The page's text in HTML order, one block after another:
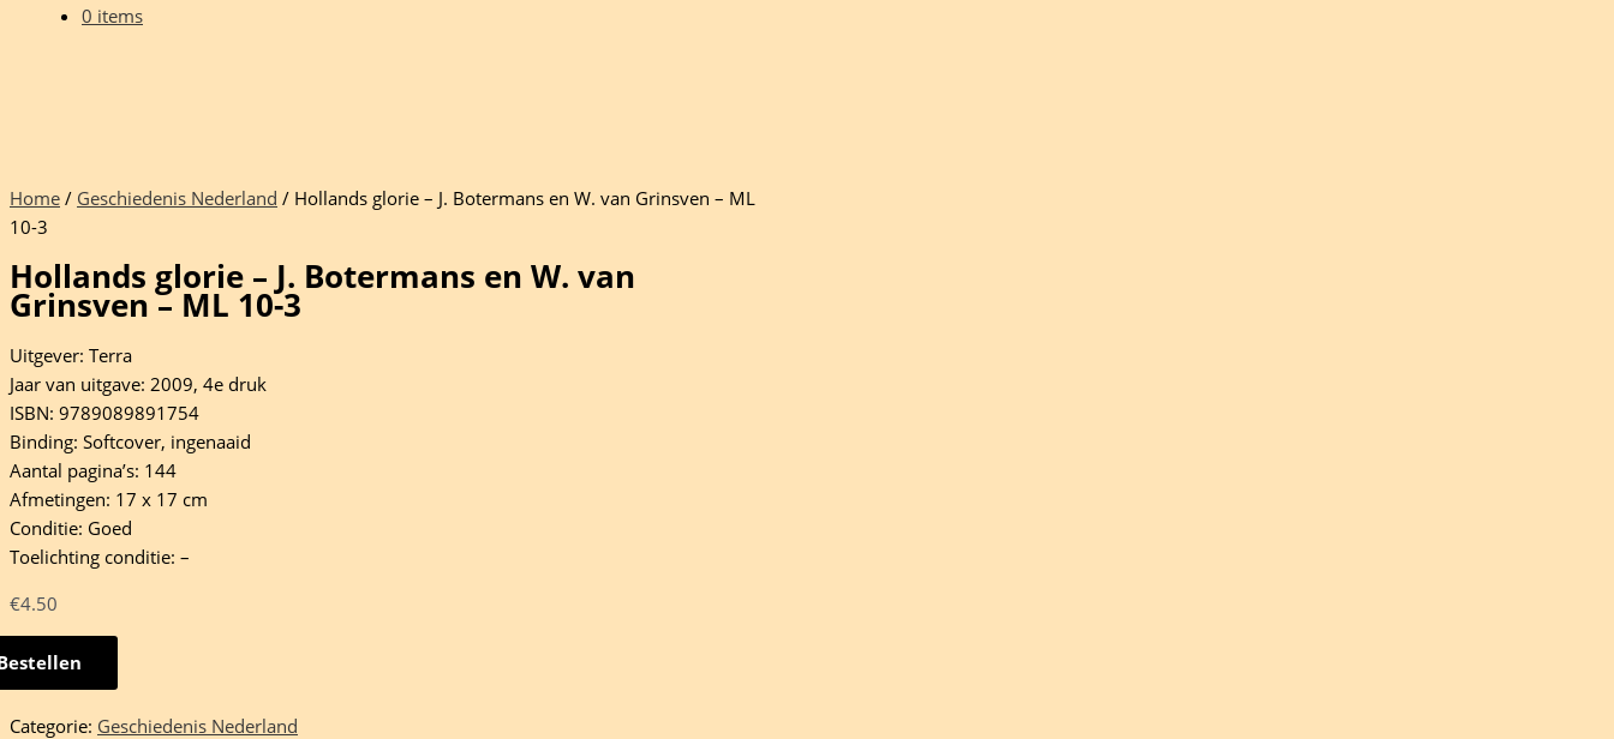
0 items
Home / Geschiedenis Nederland / Hollands glorie – J. Botermans en W. van Grinsven – ML
10-3
Hollands glorie – J. Botermans en W. van
Grinsven – ML 10-3
Uitgever: Terra
Jaar van uitgave: 2009, 4e druk
ISBN: 9789089891754
Binding: Softcover, ingenaaid
Aantal pagina’s: 144
Afmetingen: 17 x 17 cm
Conditie: Goed
Toelichting conditie: –
€4.50
Categorie: Geschiedenis Nederland